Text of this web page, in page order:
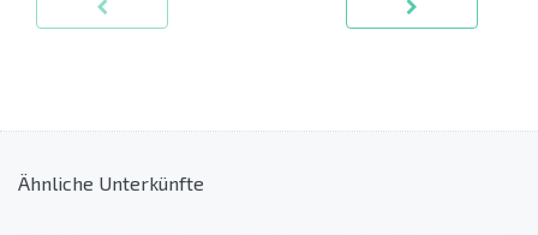
Ähnliche Unterkünfte